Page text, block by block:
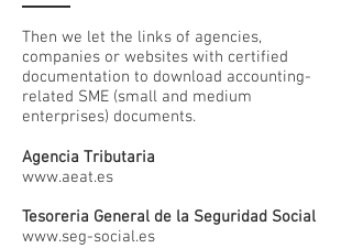
Then we let the links of agencies,
companies or websites with certified
documentation to download accounting-
related SME (small and medium
enterprises) documents.
Agencia Tributaria
www.aeat.es
Tesoreria General de la Seguridad Social
www.seg-social.es